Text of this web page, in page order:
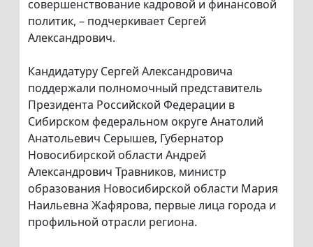
совершенствование кадровой и финансовой
политик, – подчеркивает Сергей
Александрович.
Кандидатуру Сергей Александровича
поддержали полномочный представитель
Президента Российской Федерации в
Сибирском федеральном округе Анатолий
Анатольевич Серышев, Губернатор
Новосибирской области Андрей
Александрович Травников, министр
образования Новосибирской области Мария
Наильевна Жафярова, первые лица города и
профильной отрасли региона.